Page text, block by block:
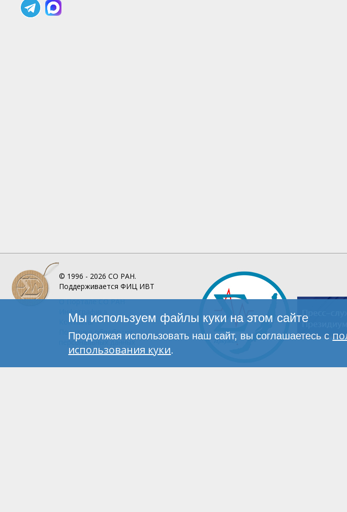
© 1996 - 2026 СО РАН.
Поддерживается ФИЦ ИВТ
О ПорталеСО РАН
Инфографика
Контакты
Политика обработки
персональных данных
Мы используем файлы куки на этом сайте
Продолжая использовать наш сайт, вы соглашаетесь с
использования куки.